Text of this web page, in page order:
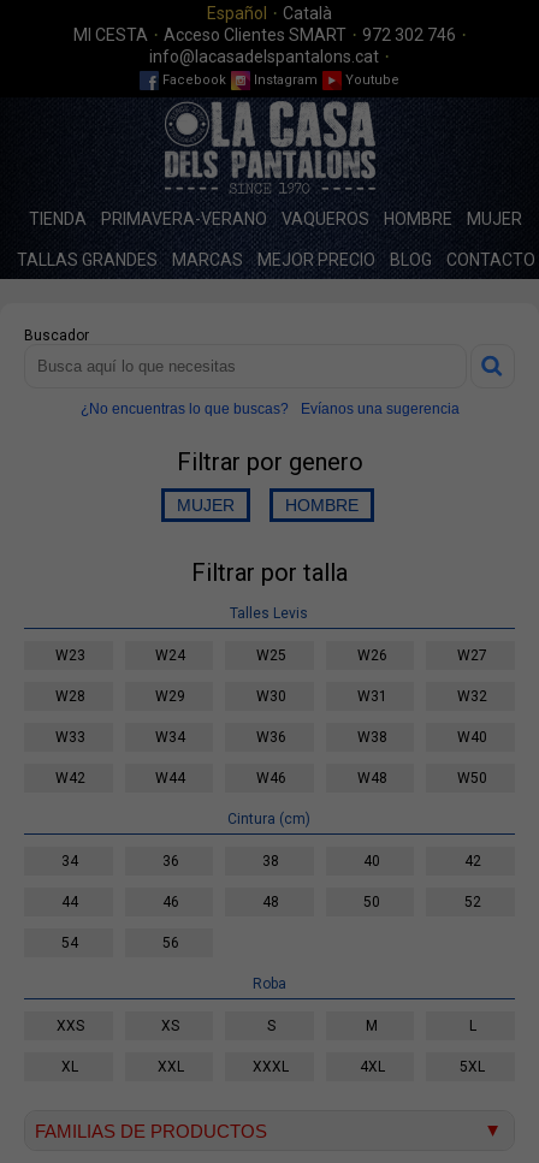
Español · Català
MI CESTA · Acceso Clientes SMART· 972 302 746 ·
info@lacasadelspantalons.cat ·
Facebook Instagram Youtube
TIENDA PRIMAVERA-VERANO VAQUEROS HOMBRE MUJER
TALLAS GRANDES MARCAS MEJOR PRECIO BLOG CONTACTO
Buscador
¿No encuentras lo que buscas? Evíanos una sugerencia
Filtrar por genero
Filtrar por talla
Talles Levis
W23 W24 W25 W26 W27
W28 W29 W30 W31 W32
W33 W34 W36 W38 W40
W42 W44 W46 W48 W50
Cintura (cm)
34 36 38 40 42
44 46 48 50 52
54 56
Roba
XXS XS S M L
XL XXL XXXL 4XL 5XL
FAMILIAS DE PRODUCTOS